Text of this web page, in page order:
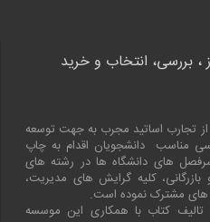
، بررسی، انتخاب و خرید
از تجارب اساتید مجرب به جهت توسعه
مناسب دانشجویان اقدام به چاپ
های دانشگاه ها در رشته های
و بازرگانی، کلیه گرایش های مدیریت،
های مشترک نموده است.
تالیف کتاب با همکاری این موسسه